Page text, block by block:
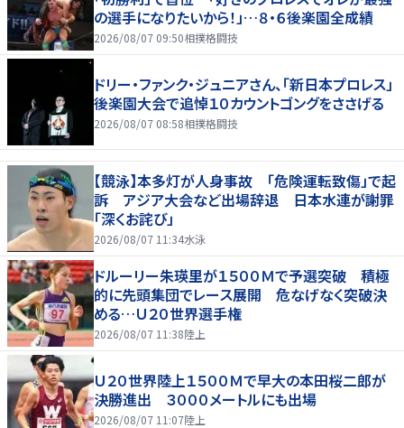
の選手になりたいから！」…８・６後楽園全成績
2026/08/07 09:50相撲格闘技
ドリー・ファンク・ジュニアさん、「新日本プロレス」
後楽園大会で追悼１０カウントゴングをささげる
2026/08/07 08:58相撲格闘技
【競泳】本多灯が人身事故 「危険運転致傷」で起
訴 アジア大会など出場辞退 日本水連が謝罪
「深くお詫び」
2026/08/07 11:34水泳
ドルーリー朱瑛里が１５００Ｍで予選突破 積極
的に先頭集団でレース展開 危なげなく突破決
める…Ｕ２０世界選手権
2026/08/07 11:38陸上
Ｕ２０世界陸上１５００Ｍで早大の本田桜二郎が
決勝進出 ３０００メートルにも出場
2026/08/07 11:07陸上